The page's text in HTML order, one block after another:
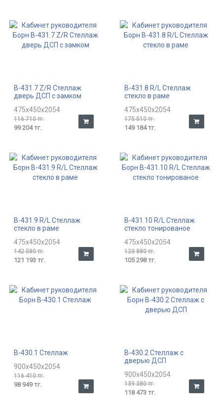
В-431.7 Z/R Стеллаж
дверь ДСП с замком
475x450x2054
116 710 тг.
99 204 тг.
В-431.8 R/L Стеллаж
стекло в раме
475x450x2054
175 510 тг.
149 184 тг.
В-431.9 R/L Стеллаж
стекло в раме
475x450x2054
142 580 тг.
121 193 тг.
В-431.10 R/L Стеллаж
стекло тонированое
475x450x2054
123 880 тг.
105 298 тг.
В-430.1 Стеллаж
900x450x2054
116 410 тг.
98 949 тг.
В-430.2 Стеллаж с
дверью ДСП
900x450x2054
139 380 тг.
118 473 тг.